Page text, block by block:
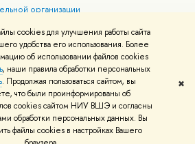
cookies для улучшения работы сайта
удобства его использования. Более
об использовании файлов cookies
, наши правила обработки персональных
. Продолжая пользоваться сайтом, вы
что были проинформированы об
cookies сайтом НИУ ВШЭ и согласны
обработки персональных данных. Вы
файлы cookies в настройках Вашего
✖
организации
здоровья
Адреса и контакты Условия использования
Карта сайта
разработаны вШколе дизайна НИУ ВШЭ